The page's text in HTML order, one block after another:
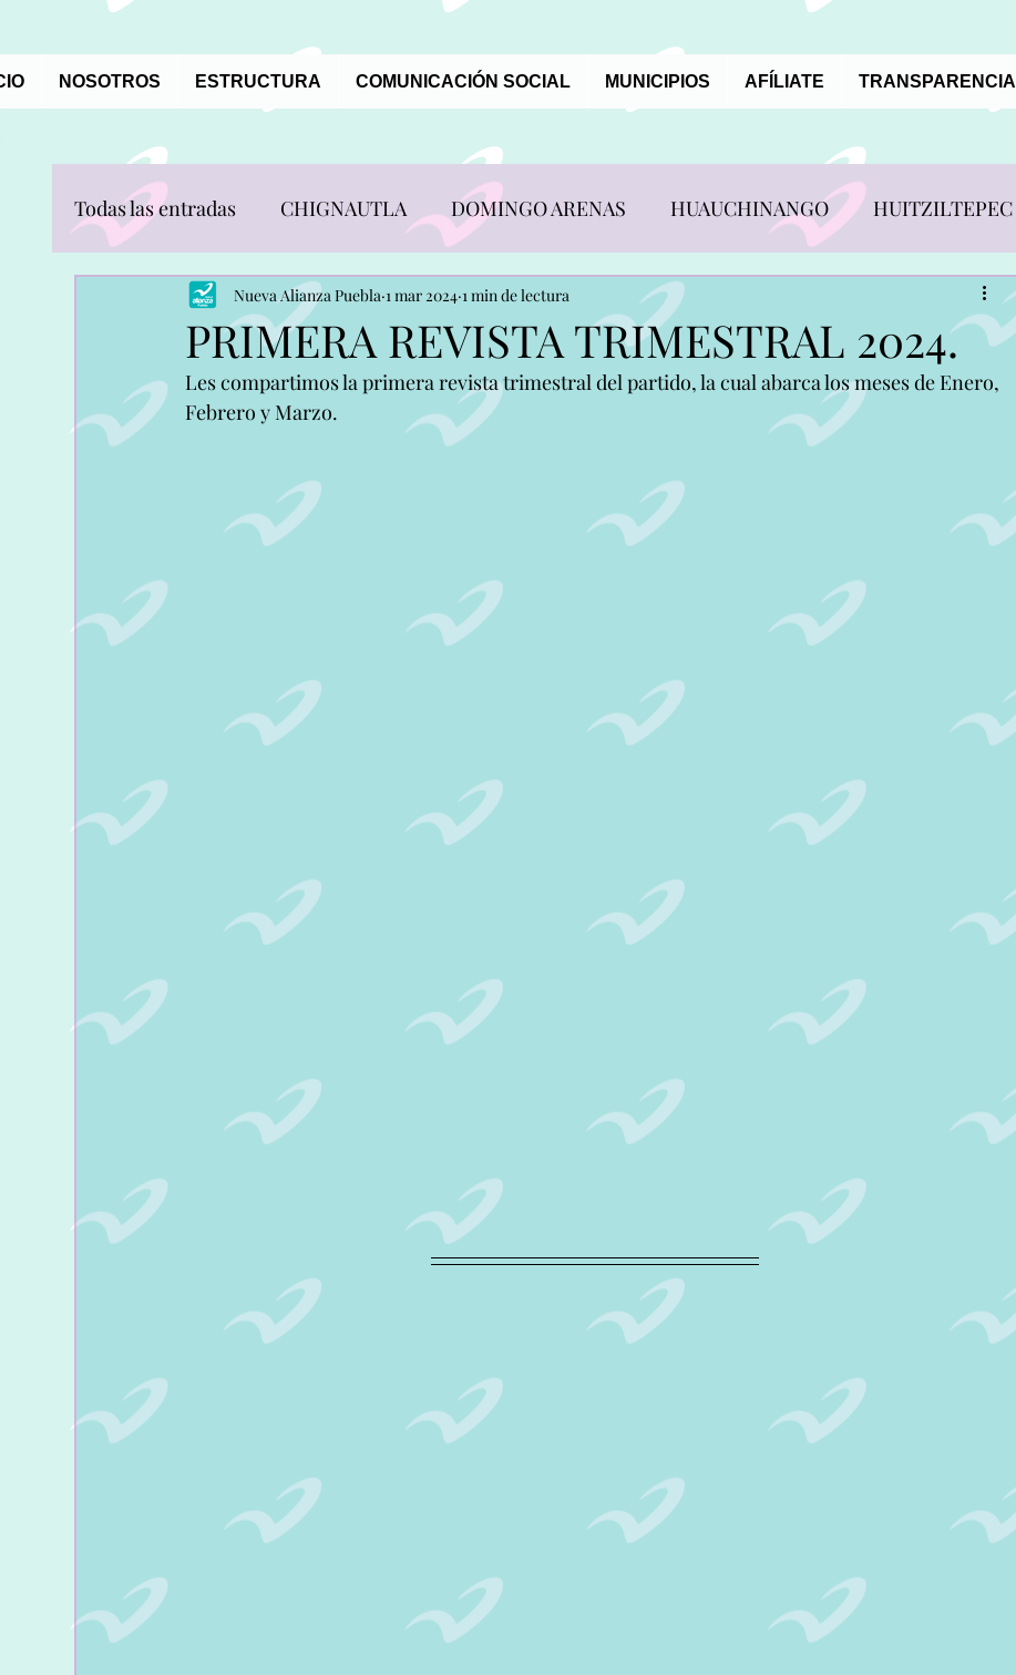
NOSOTROS ESTRUCTURA COMUNICACIÓN SOCIAL MUNICIPIOS AFÍLIATE TRANSPARENCIA
Todas las entradas CHIGNAUTLA DOMINGO ARENAS HUAUCHINANGO HUITZILTEPEC
JONOTLA OCOTEPEC PUEBLA REVISTAS ALIANCISTAS
SAN NICOLAS DE LOS RANCHOS SAN PEDRO YELOIXTLAHUACA TEPANCO DE LÓPEZ
PRIMERA REVISTA TRIMESTRAL 2024.
Nueva Alianza Puebla 1 mar 2024 1 min de lectura
Les compartimos la primera revista trimestral del partido, la cual abarca los meses de Enero,
Febrero y Marzo.